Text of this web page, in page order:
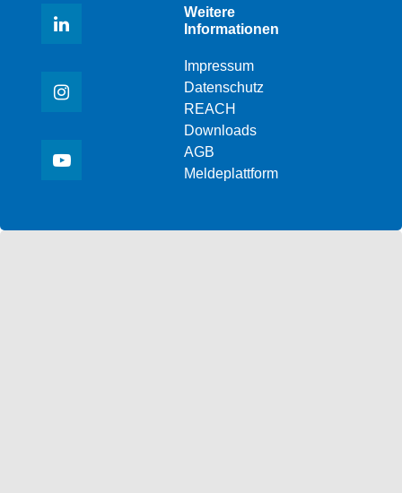
Weitere
Informationen
Impressum
Datenschutz
REACH
Downloads
AGB
Meldeplattform